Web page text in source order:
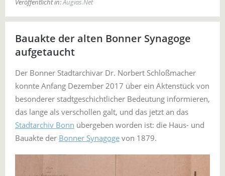
Veröffentlicht in:Augias.Net
Bauakte der alten Bonner Synagoge
aufgetaucht
Der Bonner Stadtarchivar Dr. Norbert Schloßmacher
konnte Anfang Dezember 2017 über ein Aktenstück von
besonderer stadtgeschichtlicher Bedeutung informieren,
das lange als verschollen galt, und das jetzt an das
Stadtarchiv Bonn übergeben worden ist: die Haus- und
Bauakte der Bonner Synagoge von 1879.